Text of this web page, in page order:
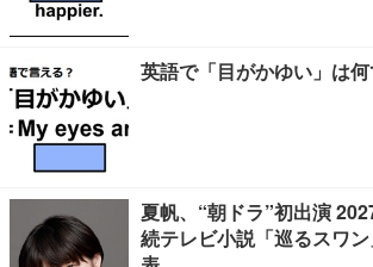
英語で「目がかゆい」は何
夏帆、“朝ドラ”初出演
続テレビ小説「巡るスワ